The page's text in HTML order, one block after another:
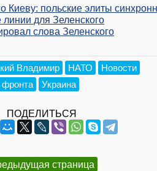
Киеву: польские элиты
для Зеленского
слова Зеленского
Владимир НАТО
Новости
Украина
ПОДЕЛИТЬСЯ
страница